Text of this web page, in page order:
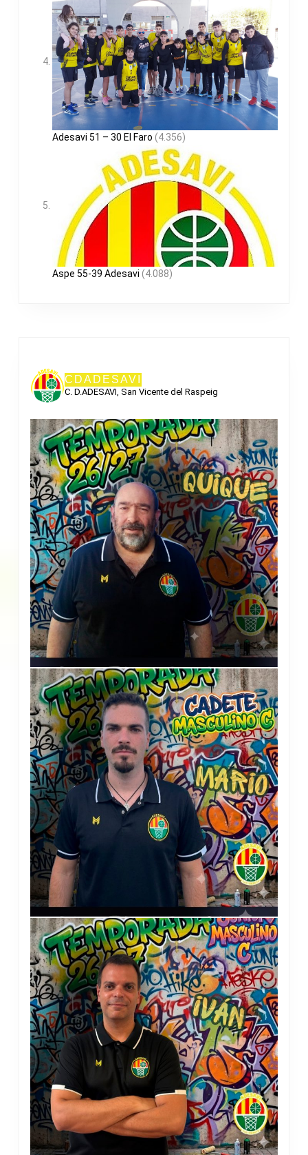
Adesavi 51 – 30 El Faro (4.356)
Aspe 55-39 Adesavi (4.088)
CDADESAVI
C. D.ADESAVI, San Vicente del Raspeig